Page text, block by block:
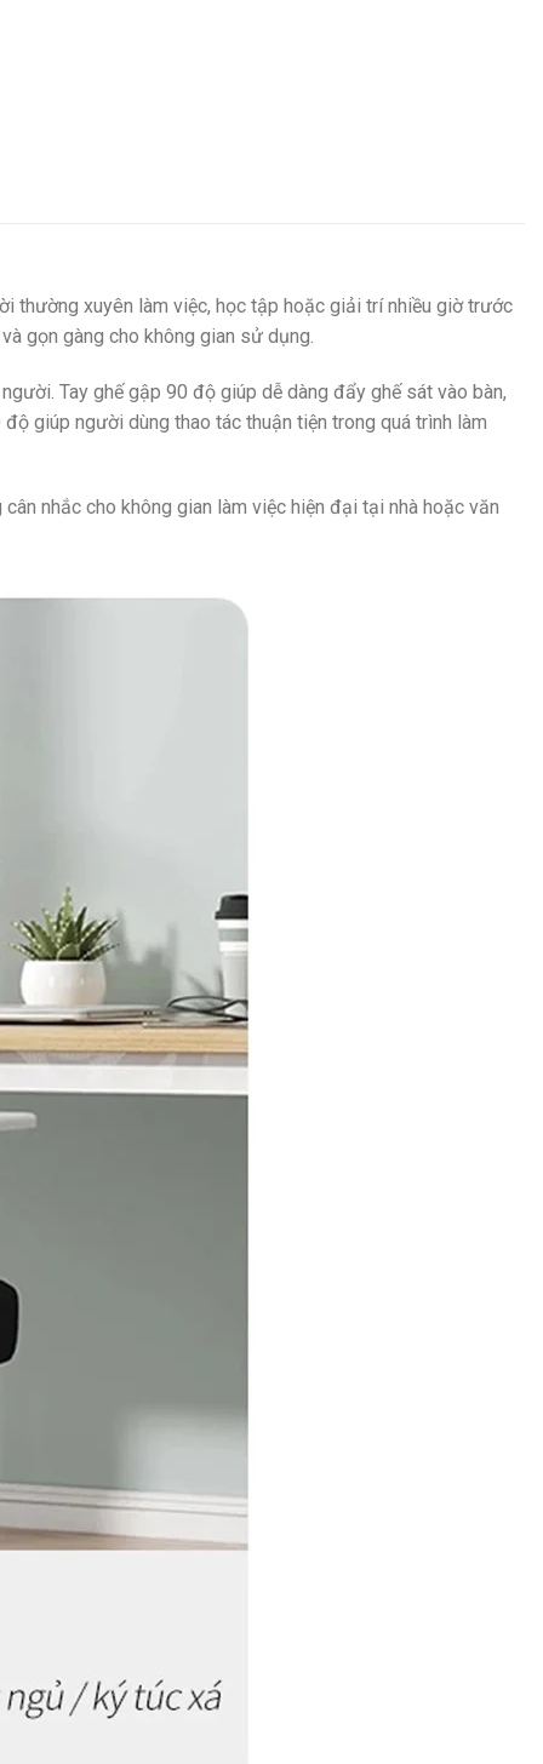
thường xuyên làm việc, học tập hoặc giải trí nhiều giờ trước
gọn gàng cho không gian sử dụng.
Tay ghế gập 90 độ giúp dễ dàng đẩy ghế sát vào bàn,
giúp người dùng thao tác thuận tiện trong quá trình làm
nhắc cho không gian làm việc hiện đại tại nhà hoặc văn